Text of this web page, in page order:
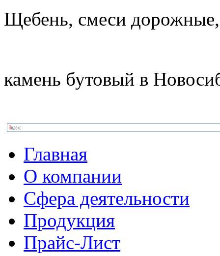
Щебень, смеси дорожные,
камень бутовый в
Главная
О компании
Сфера деятельности
Продукция
Прайс-Лист